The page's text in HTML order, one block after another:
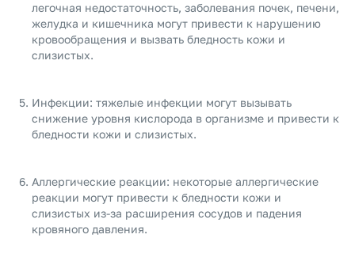
легочная недостаточность, заболевания почек, печени,
желудка и кишечника могут привести к нарушению
кровообращения и вызвать бледность кожи и
слизистых.
Инфекции: тяжелые инфекции могут вызывать
снижение уровня кислорода в организме и привести к
бледности кожи и слизистых.
Аллергические реакции: некоторые аллергические
реакции могут привести к бледности кожи и
слизистых из-за расширения сосудов и падения
кровяного давления.